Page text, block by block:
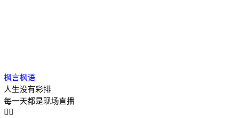
枫言枫语
人生没有彩排
每一天都是现场直播
 